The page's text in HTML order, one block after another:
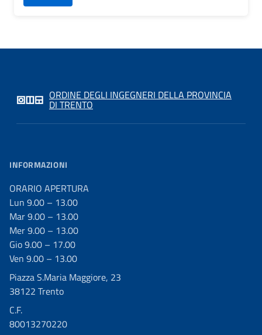
ORDINE DEGLI INGEGNERI DELLA PROVINCIA
DI TRENTO
INFORMAZIONI
ORARIO APERTURA
Lun 9.00 – 13.00
Mar 9.00 – 13.00
Mer 9.00 – 13.00
Gio 9.00 – 17.00
Ven 9.00 – 13.00
Piazza S.Maria Maggiore, 23
38122 Trento
C.F.
80013270220